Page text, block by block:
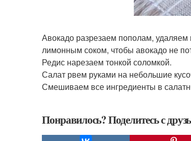
Авокадо разрезаем пополам,
лимонным соком, чтобы авокадо не
Редис нарезаем тонкой соломкой.
Салат рвем руками на небольшие
Смешиваем все ингредиенты в
Понравилось? Поделитесь с